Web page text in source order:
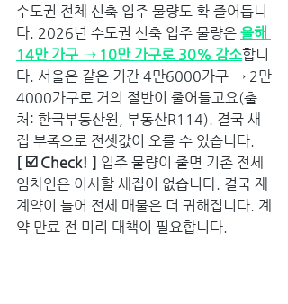
수도권 전체 신축 입주 물량도 확 줄어듭니
다. 2026년 수도권 신축 입주 물량은 올해
14만 가구 → 10만 가구로 30% 감소합니
다. 서울은 같은 기간 4만6000가구 → 2만
4000가구로 거의 절반이 줄어들고요(출
처: 한국부동산원, 부동산R114). 결국 새
집 부족으로 전셋값이 오를 수 있습니다.
[ ☑️ Check! ] 입주 물량이 줄면 기존 전세
임차인은 이사할 새집이 없습니다. 결국 재
계약이 늘어 전세 매물은 더 귀해집니다. 계
약 만료 전 미리 대책이 필요합니다.